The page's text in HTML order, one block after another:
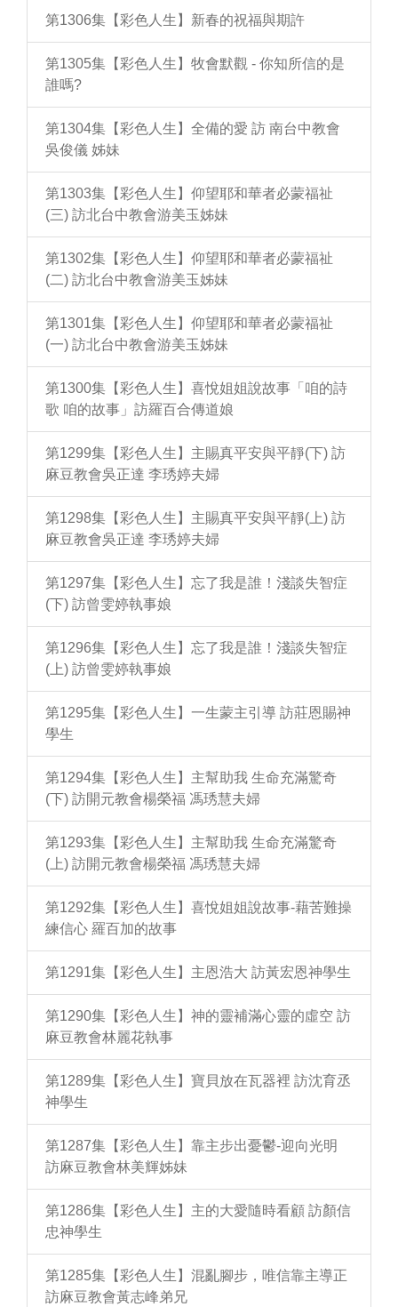
第1306集【彩色人生】新春的祝福與期許
第1305集【彩色人生】牧會默觀 - 你知所信的是
誰嗎?
第1304集【彩色人生】全備的愛 訪 南台中教會
吳俊儀 姊妹
第1303集【彩色人生】仰望耶和華者必蒙福祉
(三) 訪北台中教會游美玉姊妹
第1302集【彩色人生】仰望耶和華者必蒙福祉
(二) 訪北台中教會游美玉姊妹
第1301集【彩色人生】仰望耶和華者必蒙福祉
(一) 訪北台中教會游美玉姊妹
第1300集【彩色人生】喜悅姐姐說故事「咱的詩
歌 咱的故事」訪羅百合傳道娘
第1299集【彩色人生】主賜真平安與平靜(下) 訪
麻豆教會吳正達 李琇婷夫婦
第1298集【彩色人生】主賜真平安與平靜(上) 訪
麻豆教會吳正達 李琇婷夫婦
第1297集【彩色人生】忘了我是誰！淺談失智症
(下) 訪曾雯婷執事娘
第1296集【彩色人生】忘了我是誰！淺談失智症
(上) 訪曾雯婷執事娘
第1295集【彩色人生】一生蒙主引導 訪莊恩賜神
學生
第1294集【彩色人生】主幫助我 生命充滿驚奇
(下) 訪開元教會楊榮福 馮琇慧夫婦
第1293集【彩色人生】主幫助我 生命充滿驚奇
(上) 訪開元教會楊榮福 馮琇慧夫婦
第1292集【彩色人生】喜悅姐姐說故事-藉苦難操
練信心 羅百加的故事
第1291集【彩色人生】主恩浩大 訪黃宏恩神學生
第1290集【彩色人生】神的靈補滿心靈的虛空 訪
麻豆教會林麗花執事
第1289集【彩色人生】寶貝放在瓦器裡 訪沈育丞
神學生
第1287集【彩色人生】靠主步出憂鬱-迎向光明
訪麻豆教會林美輝姊妹
第1286集【彩色人生】主的大愛隨時看顧 訪顏信
忠神學生
第1285集【彩色人生】混亂腳步，唯信靠主導正
訪麻豆教會黃志峰弟兄